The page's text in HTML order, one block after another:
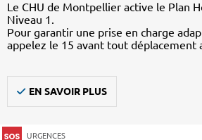
Le CHU de Montpellier active le Plan
Niveau 1.
Pour garantir une prise en charge
appelez le 15 avant tout déplacement
EN SAVOIR PLUS
URGENCES